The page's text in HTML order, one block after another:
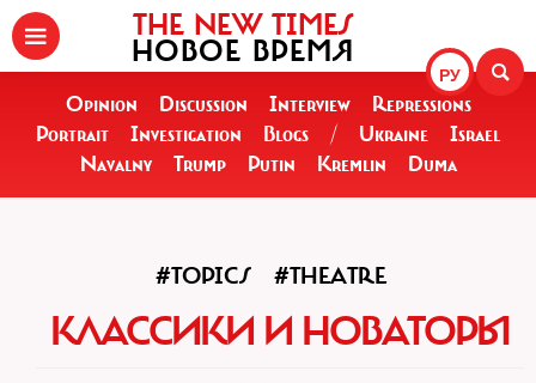
РУ
THE NEW TIMES
НОВОЕ ВРЕМЯ
Opinion Discussion Interview
Repressions
Portrait
Investigation Blogs / Ukraine
Israel
Navalny
Trump Putin Kremlin Duma
#TOPICS #THEATRE
КЛАССИКИ И НОВАТОРЫ